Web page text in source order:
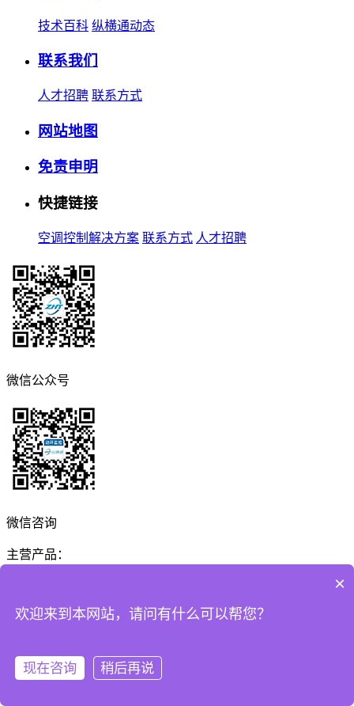
技术百科 纵横通动态
联系我们
人才招聘 联系方式
网站地图
免责申明
快捷链接
空调控制解决方案 联系方式 人才招聘
微信公众号
微信咨询
主营产品：
空调远程控制解决
方案
粤ICP备14083998号
×
欢迎来到本网站，请问有什么可以帮您？
现在咨询 稍后再说